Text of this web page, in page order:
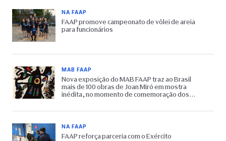
NA FAAP
FAAP promove campeonato de vôlei de areia
para funcionários
MAB FAAP
Nova exposição do MAB FAAP traz ao Brasil
mais de 100 obras de Joan Miró em mostra
inédita, no momento de comemoração dos
NA FAAP
FAAP reforça parceria com o Exército